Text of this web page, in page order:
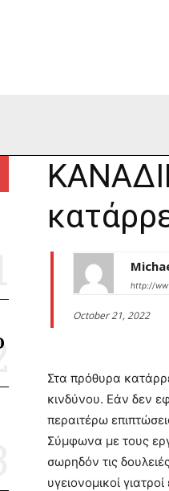
http://
October 21, 2022
Στα πρόθυρα
κινδύνου. Εάν δεν
περαιτέρω
Σύμφωνα με τους
σωρηδόν τις
υγειονομικοί